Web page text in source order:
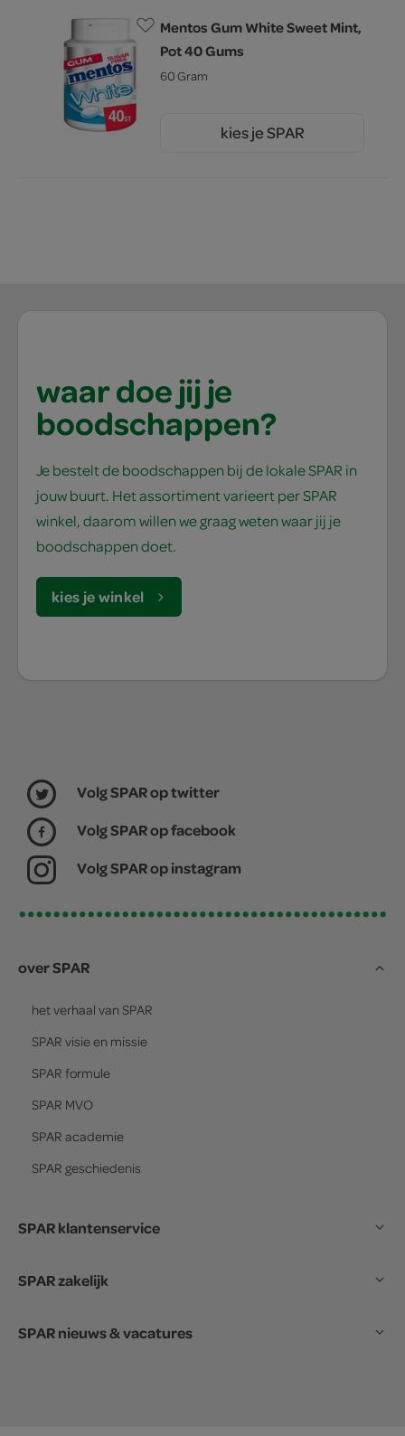
Mentos Gum White Sweet Mint,
Pot 40 Gums
60 Gram
kies je SPAR
waar doe jij je
boodschappen?
Je bestelt de boodschappen bij de lokale SPAR in
jouw buurt. Het assortiment varieert per SPAR
winkel, daarom willen we graag weten waar jij je
boodschappen doet.
kies je winkel
Volg SPAR op twitter
Volg SPAR op facebook
Volg SPAR op instagram
over SPAR
het verhaal van SPAR
SPAR visie en missie
SPAR formule
SPAR MVO
SPAR academie
SPAR geschiedenis
SPAR klantenservice
SPAR zakelijk
SPAR nieuws & vacatures